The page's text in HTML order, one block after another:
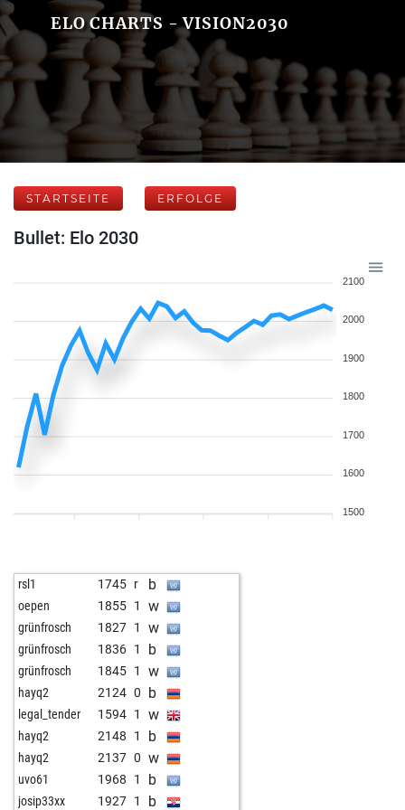
ELO CHARTS - VISION2030
STARTSEITE ERFOLGE
Bullet: Elo 2030
2100
2000
1900
1800
1700
1600
1500
rsl1 1745 r b
oepen 1855 1 w
grünfrosch 1827 1 w
grünfrosch 1836 1 b
grünfrosch 1845 1 w
hayq2 2124 0 b
legal_tender 1594 1 w
hayq2 2148 1 b
hayq2 2137 0 w
uvo61 1968 1 b
josip33xx 1927 1 b